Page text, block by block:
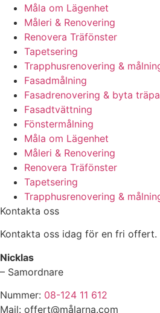
Måla om Lägenhet
Måleri & Renovering
Renovera Träfönster
Tapetsering
Trapphusrenovering &
Fasadmålning
Fasadrenovering & byta
Fasadtvättning
Fönstermålning
Måla om Lägenhet
Måleri & Renovering
Renovera Träfönster
Tapetsering
Trapphusrenovering &
Kontakta oss
Kontakta oss idag för en fri offert.
Nicklas
– Samordnare
Nummer: 08-124 11 612
Mail: offert@målarna.com